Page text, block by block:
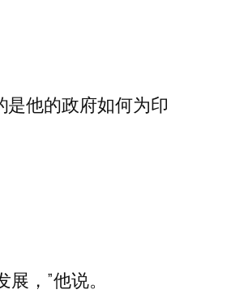
是他的政府如何为印
，”他说。